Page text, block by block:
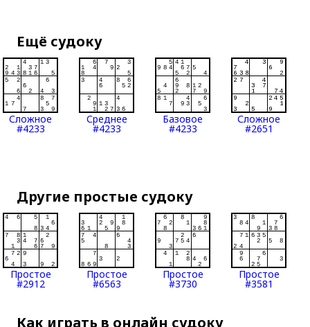
Ещё судоку
Сложное
#4233
Среднее
#4233
Базовое
#4233
Сложное
#2651
Другие простые судоку
Простое
#2912
Простое
#6563
Простое
#3730
Простое
#3581
Как играть в онлайн судоку